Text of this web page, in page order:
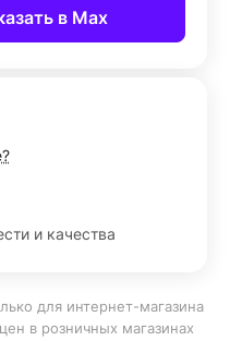
в Max
и качества
для интернет-магазина
в розничных магазинах